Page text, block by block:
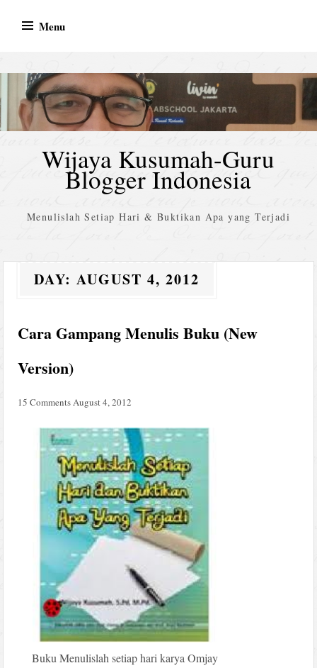
Menu
Wijaya Kusumah-Guru
Blogger Indonesia
Menulislah Setiap Hari & Buktikan Apa yang Terjadi
DAY:AUGUST 4, 2012
Cara Gampang Menulis Buku (New
Version)
15 Comments August 4, 2012
Buku Menulislah setiap hari karya Omjay